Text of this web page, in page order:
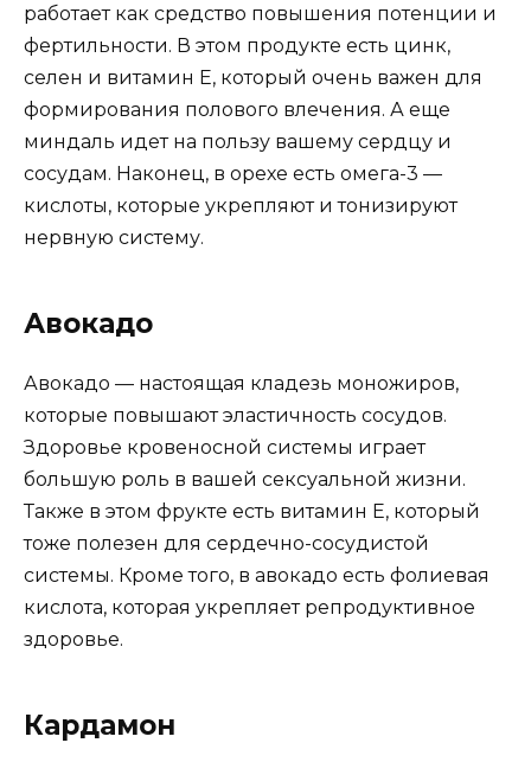
работает как средство повышения потенции и
фертильности. В этом продукте есть цинк,
селен и витамин Е, который очень важен для
формирования полового влечения. А еще
миндаль идет на пользу вашему сердцу и
сосудам. Наконец, в орехе есть омега-3 —
кислоты, которые укрепляют и тонизируют
нервную систему.
Авокадо
Авокадо — настоящая кладезь моножиров,
которые повышают эластичность сосудов.
Здоровье кровеносной системы играет
большую роль в вашей сексуальной жизни.
Также в этом фрукте есть витамин Е, который
тоже полезен для сердечно-сосудистой
системы. Кроме того, в авокадо есть фолиевая
кислота, которая укрепляет репродуктивное
здоровье.
Кардамон